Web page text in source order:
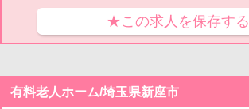
★この求人を保存する
有料老人ホーム/埼玉県新座市